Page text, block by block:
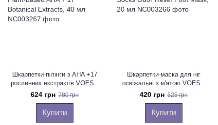
Шкарпетки-пілінги з AHA +17
рослинних екстрактів VOESH
Peeling Socks with Plant-based
AHA + 17 Botanical Extracts, 40
мл
624 грн 780 грн
Купити
Шкарпетки-маска для ніг
освіжальні з м'ятою VOESH
Refreshing Odor Treatment
Socks Odor Relief Foot Mask,
20 мл
420 грн 525 грн
Купити